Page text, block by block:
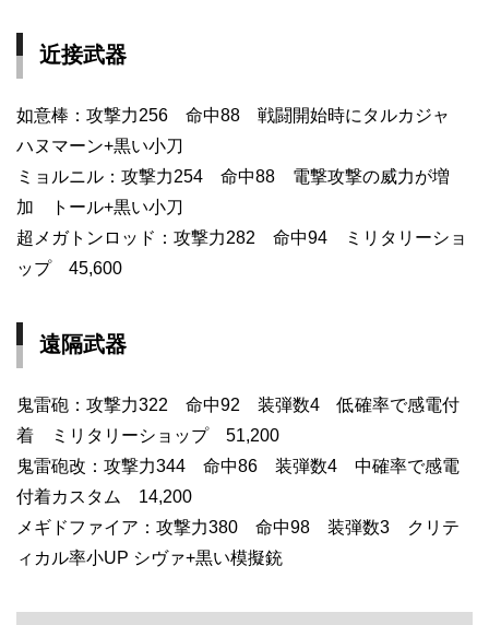
近接武器
如意棒：攻撃力256 命中88 戦闘開始時にタルカジャ
ハヌマーン+黒い小刀
ミョルニル：攻撃力254 命中88 電撃攻撃の威力が増
加 トール+黒い小刀
超メガトンロッド：攻撃力282 命中94 ミリタリーショ
ップ 45,600
遠隔武器
鬼雷砲：攻撃力322 命中92 装弾数4 低確率で感電付
着 ミリタリーショップ 51,200
鬼雷砲改：攻撃力344 命中86 装弾数4 中確率で感電
付着カスタム 14,200
メギドファイア：攻撃力380 命中98 装弾数3 クリテ
ィカル率小UP シヴァ+黒い模擬銃